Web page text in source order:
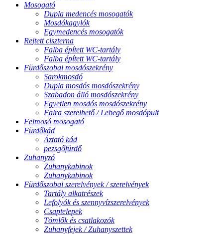
Mosogató
Dupla medencés mosogatók
Mosdókagylók
Egymedencés mosogatók
Rejtett ciszterna
Falba épített WC-tartály
Falba épített WC-tartály
Fürdőszobai mosdószekrény
Sarokmosdó
Dupla mosdós mosdószekrény
Szabadon álló mosdószekrény
Egyetlen mosdós mosdószekrény
Falra szerelhető / Lebegő mosdópult
Felmosó mosogató
Fürdőkád
Áztató kád
pezsgőfürdő
Zuhanyzó
Zuhanykabinok
Zuhanykabinok
Fürdőszobai szerelvények / szerelvények
Tartály alkatrészek
Lefolyók és szennyvízszerelvények
Csaptelepek
Tömlők és csatlakozók
Zuhanyfejek / Zuhanyszettek